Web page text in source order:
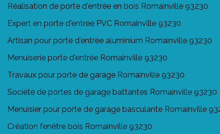
Réalisation de porte d'entrée en bois Romainville 93230
Expert en porte d'entrée PVC Romainville 93230
Artisan pour porte d'entrée aluminium Romainville 93230
Menuiserie porte d'entrée Romainville 93230
Travaux pour porte de garage Romainville 93230
Société de portes de garage battantes Romainville 93230
Menuisier pour porte de garage basculante Romainville
Création fenêtre bois Romainville 93230